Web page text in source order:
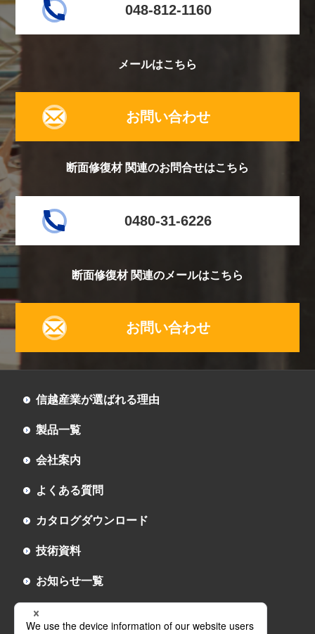
048-812-1160
メールはこちら
お問い合わせ
断面修復材 関連のお問合せはこちら
0480-31-6226
断面修復材 関連のメールはこちら
お問い合わせ
信越産業が選ばれる理由
製品一覧
会社案内
よくある質問
カタログダウンロード
技術資料
お知らせ一覧
お問い合わせ